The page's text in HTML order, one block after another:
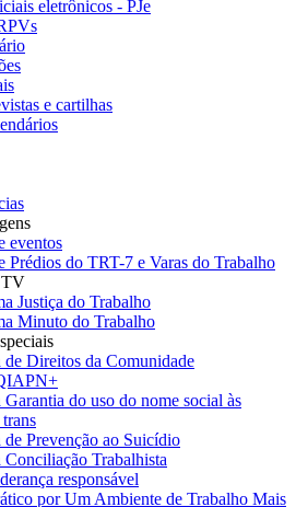
eletrônicos - PJe
e cartilhas
eventos
Prédios do TRT-7 e Varas do Trabalho
TV
Justiça do Trabalho
Minuto do Trabalho
de Direitos da Comunidade
do uso do nome social às
trans
de Prevenção ao Suicídio
Conciliação Trabalhista
responsável
por Um Ambiente de Trabalho Mais